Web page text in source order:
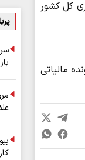
حساب خزانه داری کل کشور
گذشته از طریق پیگیری اقدامات اجرایی نماینده دادگستری و مأمور بازداشت اموال، ۱۳ پرونده مالیاتی